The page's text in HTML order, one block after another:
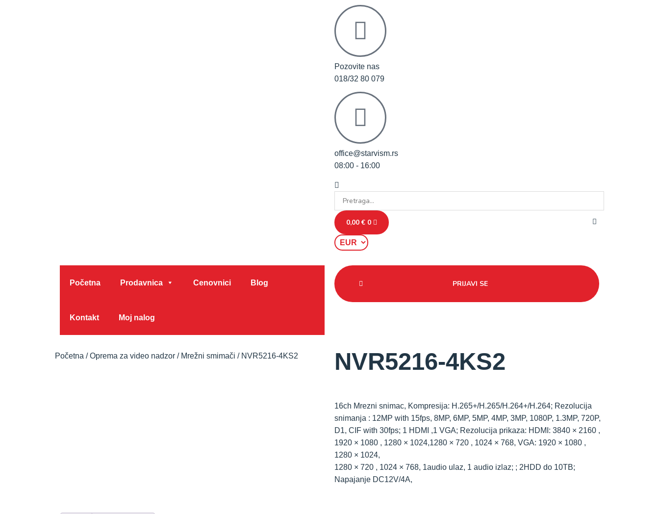
Pozovite nas
018/32 80 079
office@starvism.rs
08:00 - 16:00
0,00€ 0
Početna Prodavnica Cenovnici Blog
Kontakt Moj nalog
PRIJAVI SE
Početna /Oprema za video nadzor / Mrežni smimači / NVR5216-4KS2 NVR5216-4KS2
16ch Mrezni snimac, Kompresija: H.265+/H.265/H.264+/H.264; Rezolucija
snimanja : 12MP with 15fps, 8MP, 6MP, 5MP, 4MP, 3MP, 1080P, 1.3MP, 720P,
D1, CIF with 30fps; 1 HDMI ,1 VGA; Rezolucija prikaza: HDMI: 3840 × 2160 ,
1920 × 1080 , 1280 × 1024,1280 × 720 , 1024 × 768, VGA: 1920 × 1080 ,
1280 × 1024,
1280 × 720 , 1024 × 768, 1audio ulaz, 1 audio izlaz; ; 2HDD do 10TB;
Napajanje DC12V/4A,